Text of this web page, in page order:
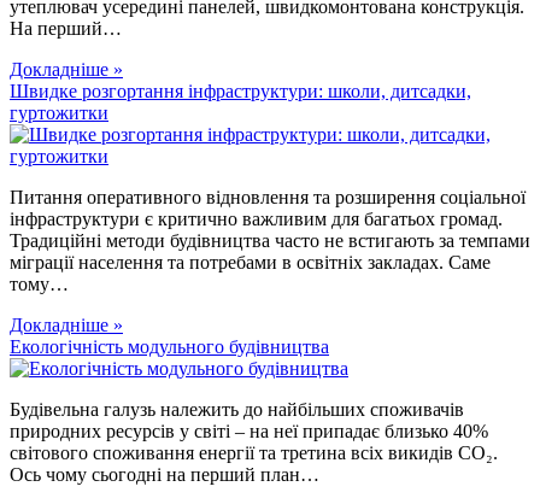
утеплювач усередині панелей, швидкомонтована конструкція.
На перший…
Докладніше »
Швидке розгортання інфраструктури: школи, дитсадки,
гуртожитки
Питання оперативного відновлення та розширення соціальної
інфраструктури є критично важливим для багатьох громад.
Традиційні методи будівництва часто не встигають за темпами
міграції населення та потребами в освітніх закладах. Саме
тому…
Докладніше »
Екологічність модульного будівництва
Будівельна галузь належить до найбільших споживачів
природних ресурсів у світі – на неї припадає близько 40%
світового споживання енергії та третина всіх викидів CO₂.
Ось чому сьогодні на перший план…